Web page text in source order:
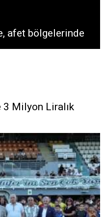
afet bölgelerinde
Milyon Liralık